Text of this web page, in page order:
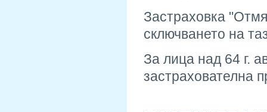
Застраховка
сключването на
За лица над 64 г.
застрахователна